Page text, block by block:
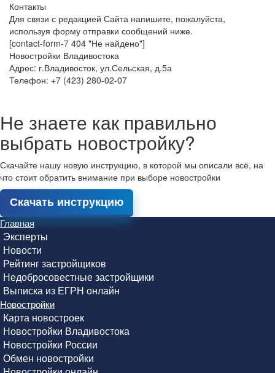
Контакты
Для связи с редакцией Сайта напишите, пожалуйста,
используя форму отправки сообщений ниже.
[contact-form-7 404 "Не найдено"]
Новостройки Владивостока
Адрес: г.Владивосток, ул.Сельская, д.5а
Телефон: +7 (423) 280-02-07
Не знаете как правильно
выбрать новостройку?
Скачайте нашу новую инструкцию, в которой мы описали всё, на
что стоит обратить внимание при выборе новостройки
Скачать инструкцию
Главная
Эксперты
Новости
Рейтинг застройщиков
Недобросовестные застройщики
Выписка из ЕГРН онлайн
Новостройки
Карта новостроек
Новостройки Владивостока
Новостройки России
Обмен новостройки